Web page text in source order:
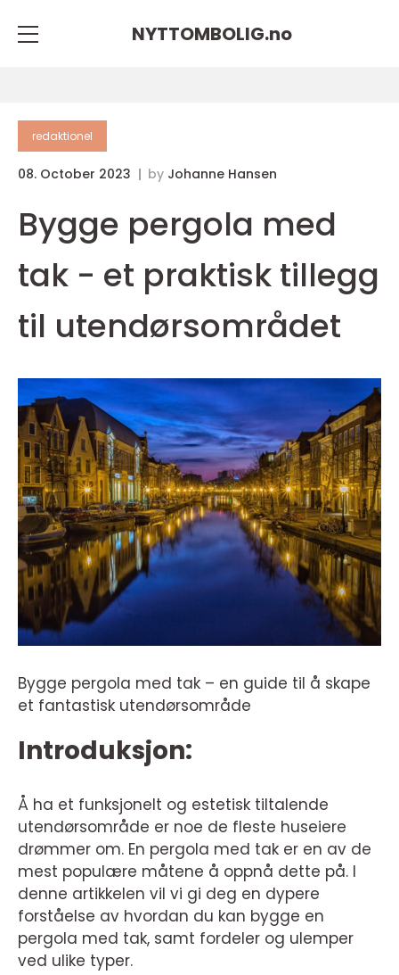
NYTTOMBOLIG.no
redaktionel
08. October 2023 by Johanne Hansen
Bygge pergola med
tak - et praktisk tillegg
til utendørsområdet
Bygge pergola med tak – en guide til å skape
et fantastisk utendørsområde
Introduksjon:
Å ha et funksjonelt og estetisk tiltalende
utendørsområde er noe de fleste huseiere
drømmer om. En pergola med tak er en av de
mest populære måtene å oppnå dette på. I
denne artikkelen vil vi gi deg en dypere
forståelse av hvordan du kan bygge en
pergola med tak, samt fordeler og ulemper
ved ulike typer.